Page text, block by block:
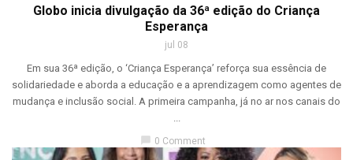
Globo inicia divulgação da 36ª edição do Criança
Esperança
jul 08
Em sua 36ª edição, o ‘Criança Esperança’ reforça sua essência de
solidariedade e aborda a educação e a aprendizagem como agentes de
mudança e inclusão social. A primeira campanha, já no ar nos canais do
...
chat_bubble 0 Comment